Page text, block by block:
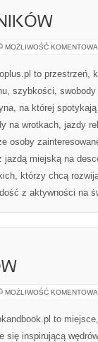
MOŻLIWOŚĆ
to przestrzeń,
szybkości,
na której
na wrotkach, jazdy
osoby
jazdą miejską na
którzy chcą
z aktywności na
MOŻLIWOŚĆ
to
się inspirującą